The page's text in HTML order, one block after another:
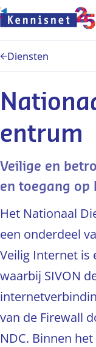
Doorgaan naar
Diensten
entrum
Veilige en
en toegang op
Het Nationaal
een onderdeel
Veilig Internet is
waarbij SIVON
van de Firewall
NDC. Binnen het